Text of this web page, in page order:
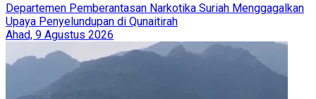
Departemen Pemberantasan Narkotika Suriah Menggagalkan
Upaya Penyelundupan di Qunaitirah
Ahad, 9 Agustus 2026